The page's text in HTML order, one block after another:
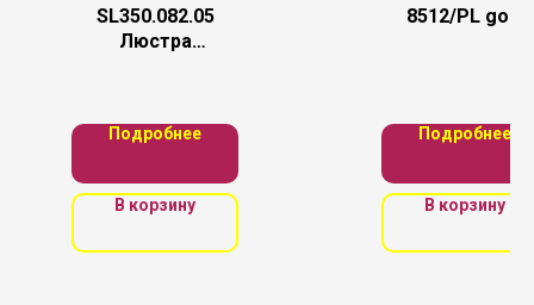
SL350.082.05
Люстра
5*40W
Подробнее
В корзину
8512/PL gold
Подробнее
В корзину